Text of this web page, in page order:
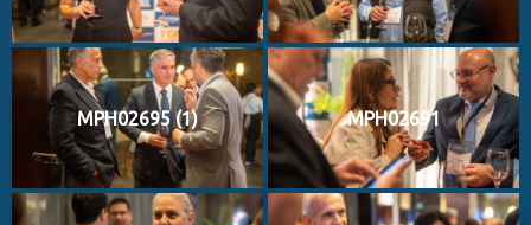
MPH02695 (1) MPH02691